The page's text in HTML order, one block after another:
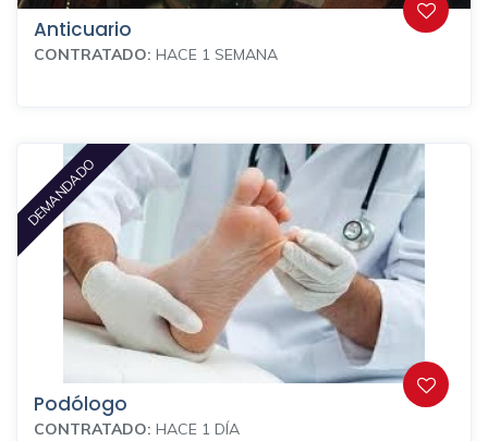
Anticuario
CONTRATADO: HACE 1 SEMANA
DEMANDADO
Podólogo
CONTRATADO: HACE 1 DÍA